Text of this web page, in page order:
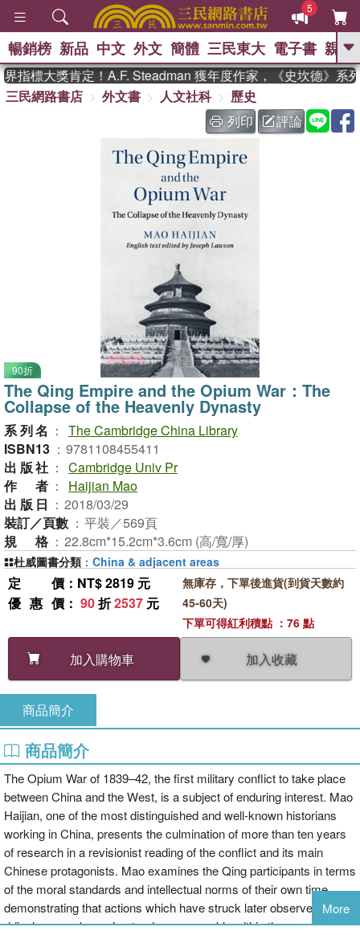
5
GO
熱搜： 東野圭吾 、
、 如果歷史是一群喵 、 暑期
國際布克獎 臺灣漫遊錄 、 方
念華
、 台灣的李登輝時代
孩：黎曼猜想 、 偉大的迷走神經
暢銷榜 新品 中文 外文 簡體 三民東大 電子書 親子
指標大獎肯定！A.F. Steadman 獲年度作家，《史坎德》系列
三民網路書店
外文書 人文社科
歷史
列印
評論
90折
The Qing Empire and the Opium War：The
Collapse of the Heavenly Dynasty
系列名 ： The Cambridge China Library
ISBN13 ： 9781108455411
出版社 ： Cambridge Univ Pr
作者 ：
Haijian Mao
出版日 ： 2018/03/29
裝訂／頁數 ： 平裝／569頁
規格 ： 22.8cm*15.2cm*3.6cm (高/寬/厚)
定價 ：NT$ 2819 元
優惠價 ： 90折2537 元
加入購物車 加入收藏
無庫存，下單後進貨(到貨天數約
45-60天)
下單可得紅利積點 ：76 點
杜威圖書分類 ： China & adjacent areas
商品簡介
商品簡介
The Opium War of 1839–42, the first military conflict to take place
between China and the West, is a subject of enduring interest. Mao
Haijian, one of the most distinguished and well-known historians
working in China, presents the culmination of more than ten years
of research in a revisionist reading of the conflict and its main
Chinese protagonists. Mao examines the Qing participants in terms
of the moral standards and intellectual norms of their own time,
demonstrating that actions which have struck later observers as
ridiculous can be understood as reasonable within these
More